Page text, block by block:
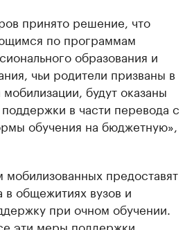
принято решение, что
по программам
образования и
чьи родители призваны в
будут оказаны
в части перевода с
обучения на бюджетную»,
мобилизованных предоставят
в общежитиях вузов и
при очном обучении.
эти меры поддержки,